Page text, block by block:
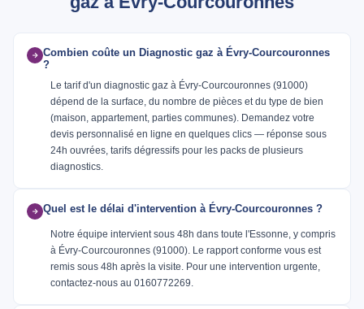
Combien coûte un Diagnostic gaz à Évry-Courcouronnes
?
Le tarif d'un diagnostic gaz à Évry-Courcouronnes (91000)
dépend de la surface, du nombre de pièces et du type de bien
(maison, appartement, parties communes). Demandez votre
devis personnalisé en ligne en quelques clics — réponse sous
24h ouvrées, tarifs dégressifs pour les packs de plusieurs
diagnostics.
Quel est le délai d'intervention à Évry-Courcouronnes ?
Notre équipe intervient sous 48h dans toute l'Essonne, y compris
à Évry-Courcouronnes (91000). Le rapport conforme vous est
remis sous 48h après la visite. Pour une intervention urgente,
contactez-nous au 0160772269.